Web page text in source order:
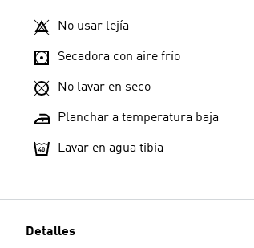
No usar lejía
Secadora con aire frío
No lavar en seco
Planchar a temperatura baja
Lavar en agua tibia
Detalles